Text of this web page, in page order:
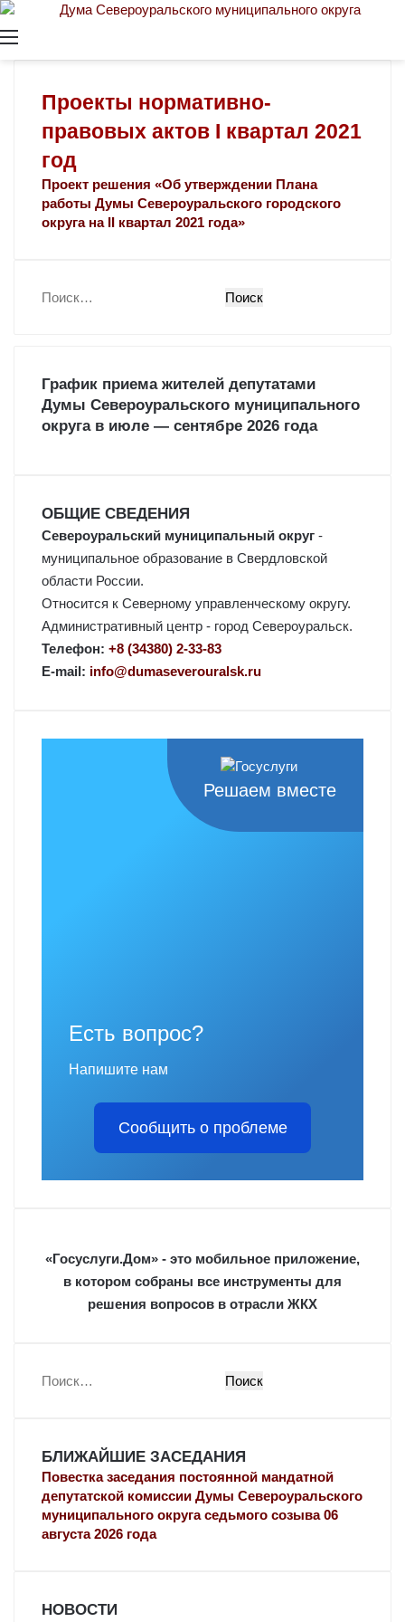
Проекты нормативно-
правовых актов I квартал 2021
год
Проект решения «Об утверждении Плана
работы Думы Североуральского городского
округа на II квартал 2021 года»
Найти:
График приема жителей депутатами
Думы Североуральского муниципального
округа в июле — сентябре 2026 года
ОБЩИЕ СВЕДЕНИЯ
Североуральский муниципальный округ -
муниципальное образование в Свердловской
области России.
Относится к Северному управленческому округу.
Административный центр - город Североуральск.
Телефон: +8 (34380) 2-33-83
E-mail: info@dumaseverouralsk.ru
Решаем вместе
Есть вопрос?
Напишите нам
Сообщить о проблеме
«Госуслуги.Дом» - это мобильное приложение,
в котором собраны все инструменты для
решения вопросов в отрасли ЖКХ
Найти:
БЛИЖАЙШИЕ ЗАСЕДАНИЯ
Повестка заседания постоянной мандатной
депутатской комиссии Думы Североуральского
муниципального округа седьмого созыва 06
августа 2026 года
НОВОСТИ